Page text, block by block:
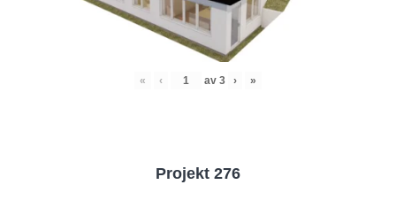
« ‹ av 3 › »
Projekt 276